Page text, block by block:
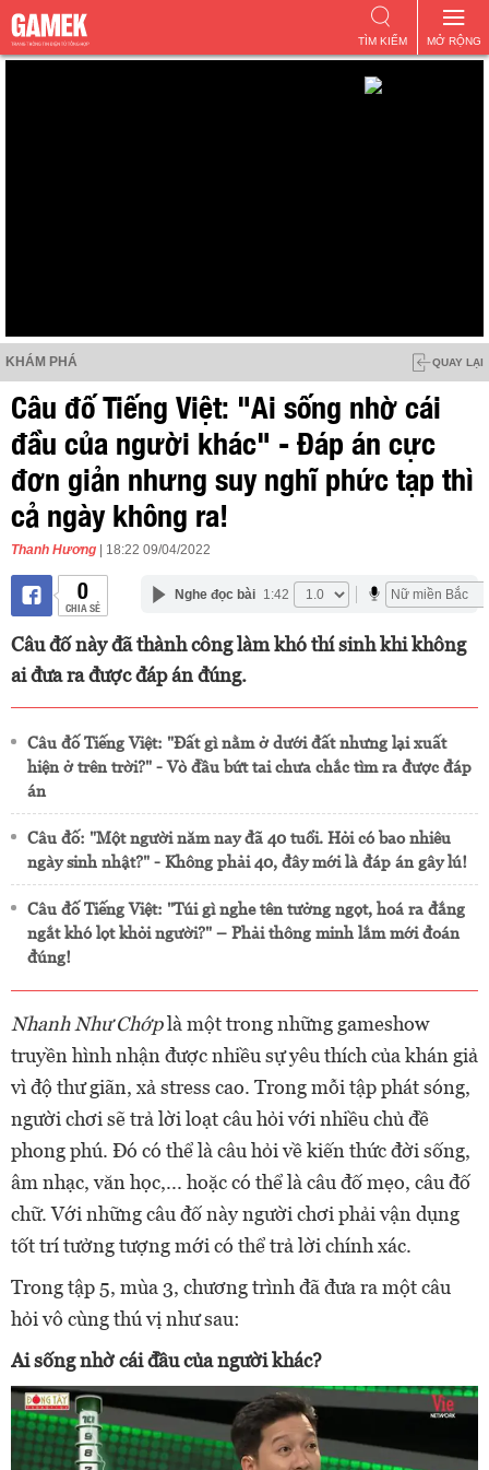
MỞ RỘNG
TÌM KIẾM
KHÁM PHÁ QUAY LẠI
Câu đố Tiếng Việt: "Ai sống nhờ cái
đầu của người khác" - Đáp án cực
đơn giản nhưng suy nghĩ phức tạp thì
cả ngày không ra!
Thanh Hương | 18:22 09/04/2022
0
CHIA SẺ
Nghe đọc bài 1:42
Câu đố này đã thành công làm khó thí sinh khi không
ai đưa ra được đáp án đúng.
Câu đố Tiếng Việt: "Đất gì nằm ở dưới đất nhưng lại xuất
hiện ở trên trời?" - Vò đầu bứt tai chưa chắc tìm ra được đáp
án
Câu đố: "Một người năm nay đã 40 tuổi. Hỏi có bao nhiêu
ngày sinh nhật?" - Không phải 40, đây mới là đáp án gây lú!
Câu đố Tiếng Việt: "Túi gì nghe tên tưởng ngọt, hoá ra đắng
ngắt khó lọt khỏi người?" – Phải thông minh lắm mới đoán
đúng!
Nhanh Như Chớplà một trong những gameshow
truyền hình nhận được nhiều sự yêu thích của khán giả
vì độ thư giãn, xả stress cao. Trong mỗi tập phát sóng,
người chơi sẽ trả lời loạt câu hỏi với nhiều chủ đề
phong phú. Đó có thể là câu hỏi về kiến thức đời sống,
âm nhạc, văn học,... hoặc có thể là câu đố mẹo, câu đố
chữ. Với những câu đố này người chơi phải vận dụng
tốt trí tưởng tượng mới có thể trả lời chính xác.
Trong tập 5, mùa 3, chương trình đã đưa ra một câu
hỏi vô cùng thú vị như sau:
Ai sống nhờ cái đầu của người khác?